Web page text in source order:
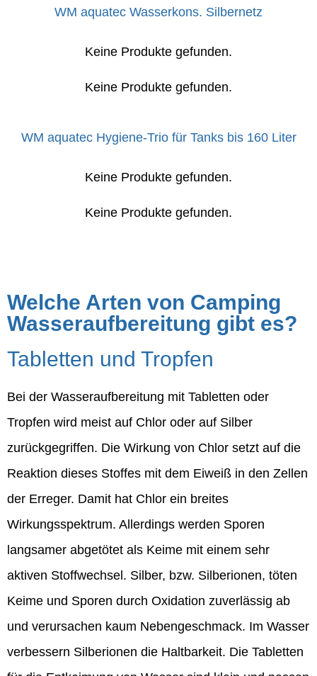
WM aquatec Wasserkons. Silbernetz
Keine Produkte gefunden.
Keine Produkte gefunden.
WM aquatec Hygiene-Trio für Tanks bis 160 Liter
Keine Produkte gefunden.
Keine Produkte gefunden.
Welche Arten von Camping
Wasseraufbereitung gibt es?
Tabletten und Tropfen
Bei der Wasseraufbereitung mit Tabletten oder
Tropfen wird meist auf Chlor oder auf Silber
zurückgegriffen. Die Wirkung von Chlor setzt auf die
Reaktion dieses Stoffes mit dem Eiweiß in den Zellen
der Erreger. Damit hat Chlor ein breites
Wirkungsspektrum. Allerdings werden Sporen
langsamer abgetötet als Keime mit einem sehr
aktiven Stoffwechsel. Silber, bzw. Silberionen, töten
Keime und Sporen durch Oxidation zuverlässig ab
und verursachen kaum Nebengeschmack. Im Wasser
verbessern Silberionen die Haltbarkeit. Die Tabletten